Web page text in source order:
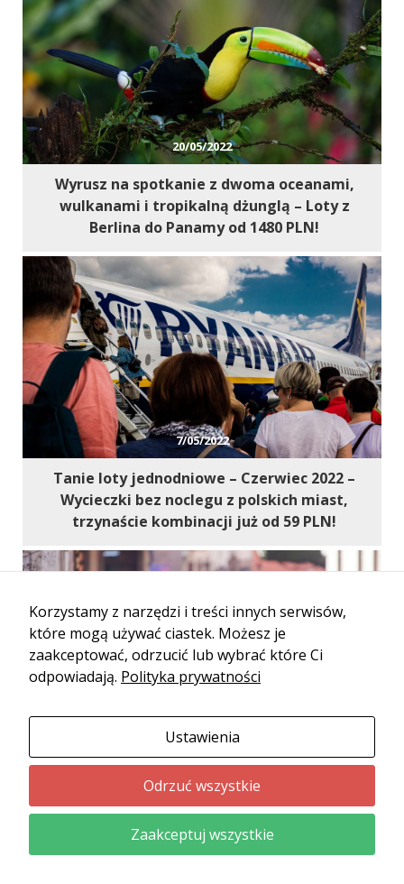
20/05/2022
Wyrusz na spotkanie z dwoma oceanami,
wulkanami i tropikalną dżunglą – Loty z
Berlina do Panamy od 1480 PLN!
7/05/2022
Tanie loty jednodniowe – Czerwiec 2022 –
Wycieczki bez noclegu z polskich miast,
trzynaście kombinacji już od 59 PLN!
6/05/2022
breaki – Kraków, Gdańsk, Wrocław, Lublin lub
Olsztyn od 70 PLN w obie strony!
Korzystamy z narzędzi i treści innych serwisów,
które mogą używać ciastek. Możesz je
zaakceptować, odrzucić lub wybrać które Ci
odpowiadają. Polityka prywatności
Ustawienia
Odrzuć wszystkie
Zaakceptuj wszystkie